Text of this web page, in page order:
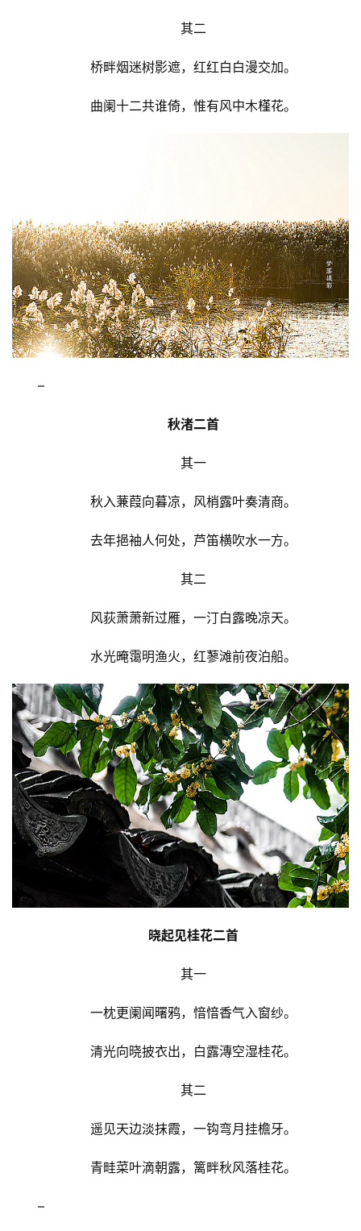
其二
桥畔烟迷树影遮，红红白白漫交加。
曲阑十二共谁倚，惟有风中木槿花。
–
秋渚二首
其一
秋入蒹葭向暮凉，风梢露叶奏清商。
去年挹袖人何处，芦笛横吹水一方。
其二
风荻萧萧新过雁，一汀白露晚凉天。
水光晻霭明渔火，红蓼滩前夜泊船。
晓起见桂花二首
其一
一枕更阑闻曙鸦，愔愔香气入窗纱。
清光向晓披衣出，白露漙空湿桂花。
其二
遥见天边淡抹霞，一钩弯月挂檐牙。
青畦菜叶滴朝露，篱畔秋风落桂花。
–